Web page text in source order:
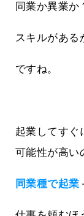
同業か異業か
スキルがある
ですね。
起業してすぐ
可能性が高い
同業種で起業